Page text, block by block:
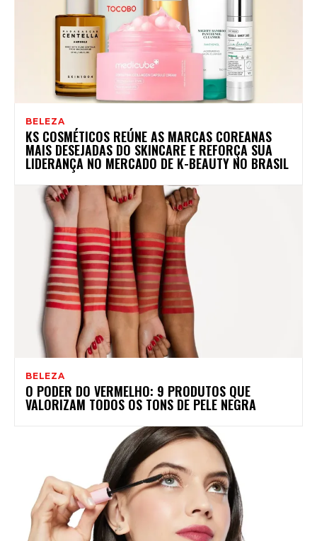
BELEZA
KS COSMÉTICOS REÚNE AS MARCAS COREANAS
MAIS DESEJADAS DO SKINCARE E REFORÇA SUA
LIDERANÇA NO MERCADO DE K-BEAUTY NO BRASIL
BELEZA
O PODER DO VERMELHO: 9 PRODUTOS QUE
VALORIZAM TODOS OS TONS DE PELE NEGRA